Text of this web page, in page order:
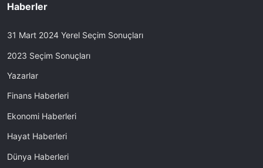
Haberler
31 Mart 2024 Yerel Seçim Sonuçları
2023 Seçim Sonuçları
Yazarlar
Finans Haberleri
Ekonomi Haberleri
Hayat Haberleri
Dünya Haberleri